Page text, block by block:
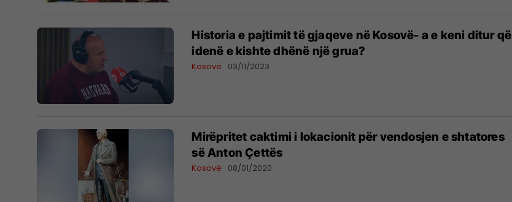
Historia e pajtimit të gjaqeve në Kosovë- a e keni ditur që
idenë e kishte dhënë një grua?
Kosovë 03/11/2023
Mirëpritet caktimi i lokacionit për vendosjen e shtatores
së Anton Çettës
Kosovë 08/01/2020